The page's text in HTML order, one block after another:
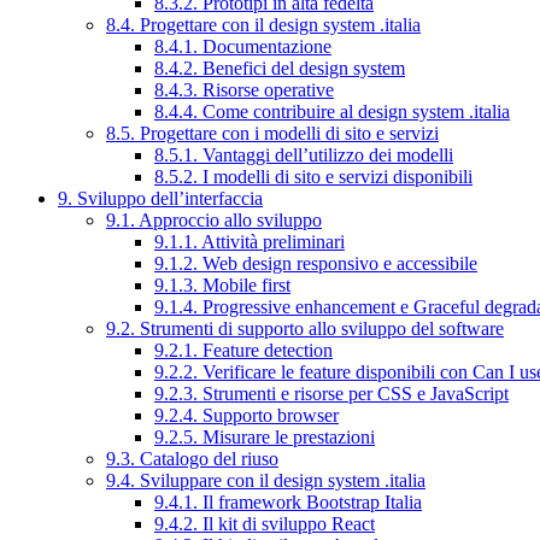
8.4. Progettare con il design system .italia
8.4.1. Documentazione
8.4.2. Benefici del design system
8.4.3. Risorse operative
8.4.4. Come contribuire al design system .italia
8.5. Progettare con i modelli di sito e servizi
8.5.1. Vantaggi dell’utilizzo dei modelli
8.5.2. I modelli di sito e servizi disponibili
9. Sviluppo dell’interfaccia
9.1. Approccio allo sviluppo
9.1.1. Attività preliminari
9.1.2. Web design responsivo e accessibile
9.1.3. Mobile first
9.1.4. Progressive enhancement e Graceful
9.2. Strumenti di supporto allo sviluppo del software
9.2.1. Feature detection
9.2.2. Verificare le feature disponibili con Can I
9.2.3. Strumenti e risorse per CSS e JavaScript
9.2.4. Supporto browser
9.2.5. Misurare le prestazioni
9.3. Catalogo del riuso
9.4. Sviluppare con il design system .italia
9.4.1. Il framework Bootstrap Italia
9.4.2. Il kit di sviluppo React